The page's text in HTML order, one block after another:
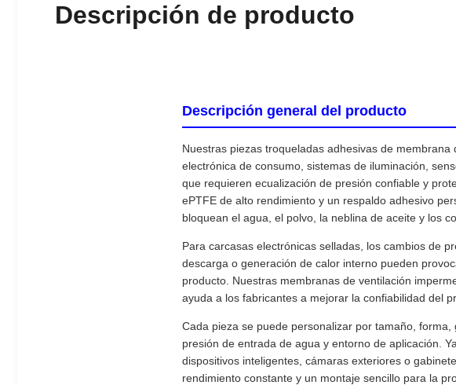
Descripción de producto
Descripción general del producto
Nuestras piezas troqueladas adhesivas de
electrónica de consumo, sistemas de iluminación,
que requieren ecualización de presión confiable y
ePTFE de alto rendimiento y un respaldo adhesivo
bloquean el agua, el polvo, la neblina de aceite y los
Para carcasas electrónicas selladas, los cambios de
descarga o generación de calor interno pueden
producto. Nuestras membranas de ventilación
ayuda a los fabricantes a mejorar la confiabilidad del
Cada pieza se puede personalizar por tamaño,
presión de entrada de agua y entorno de aplicación.
dispositivos inteligentes, cámaras exteriores o
rendimiento constante y un montaje sencillo para la